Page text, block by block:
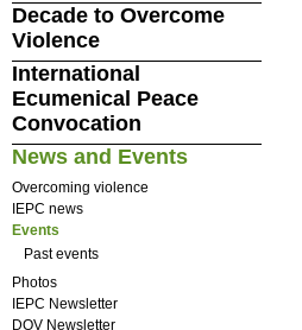
Decade to Overcome
Violence
International
Ecumenical Peace
Convocation
News and Events
Overcoming violence
IEPC news
Events
Past events
Photos
IEPC Newsletter
DOV Newsletter